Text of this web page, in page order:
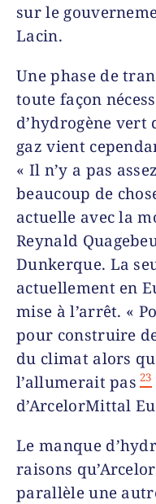
sur le
Lacin.
Une phase de
toute façon
d’hydrogène
gaz vient
« Il n’y a pas
beaucoup de
actuelle avec la
Reynald
Dunkerque. La
actuellement en
mise à l’arrêt. «
pour construire
du climat alors
l’allumerait pas 23
d’ArcelorMittal
Le manque
raisons
parallèle une